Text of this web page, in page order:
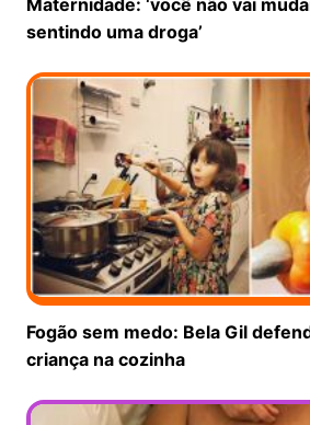
Maternidade: ‘você não vai
sentindo uma droga’
Fogão sem medo: Bela Gil
criança na cozinha